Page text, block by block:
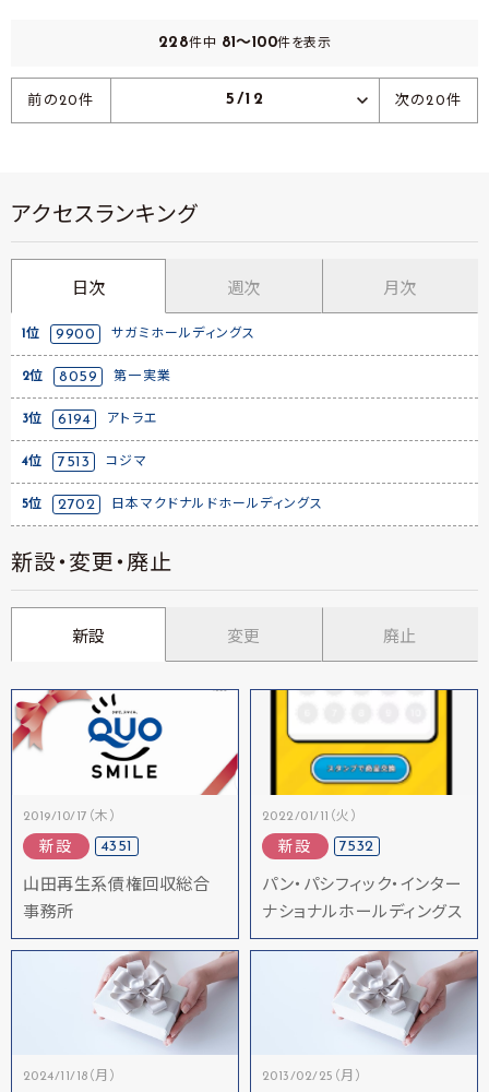
228件中 81～100件を表示
前の20件 5/12 次の20件
アクセスランキング
日次 週次 月次
1位 9900 サガミホールディングス
2位 8059 第一実業
3位 6194 アトラエ
4位 7513 コジマ
5位 2702 日本マクドナルドホールディングス
新設・変更・廃止
新設 変更 廃止
2019/10/17（木）
新設 4351
山田再生系債権回収総合
事務所
2022/01/11（火）
新設 7532
パン・パシフィック・インター
ナショナルホールディングス
2024/11/18（月） 2013/02/25（月）